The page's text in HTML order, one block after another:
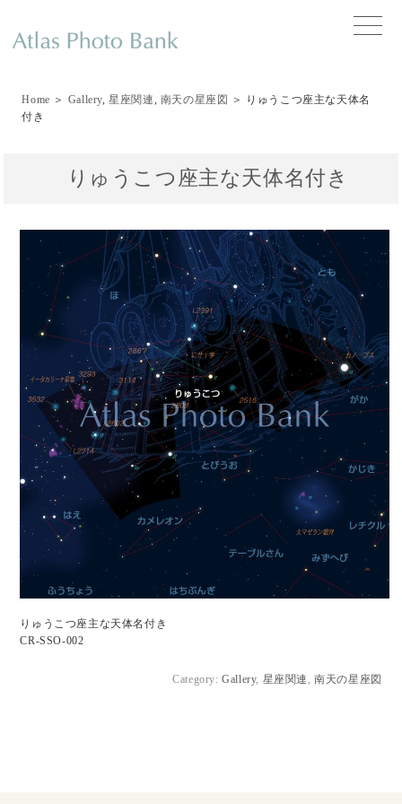
toggle
Home ＞ Gallery,星座関連, 南天の星座図
＞ りゅうこつ座主な天体名
付き
りゅうこつ座主な天体名付き
りゅうこつ座主な天体名付き
CR-SSO-002
Category:Gallery, 星座関連 ,南天の星座図